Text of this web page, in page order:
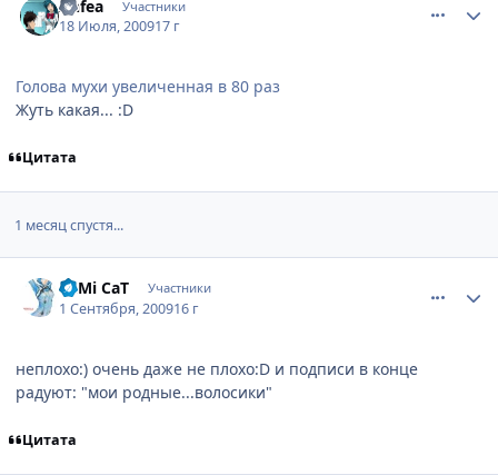
Anfea Участники
18 Июля, 200917 г
Голова мухи увеличенная в 80 раз
Жуть какая... :D
Цитата
1 месяц спустя...
MiMi CaT Участники
1 Сентября, 200916 г
неплохо:) очень даже не плохо:D и подписи в конце
радуют: "мои родные...волосики"
Цитата